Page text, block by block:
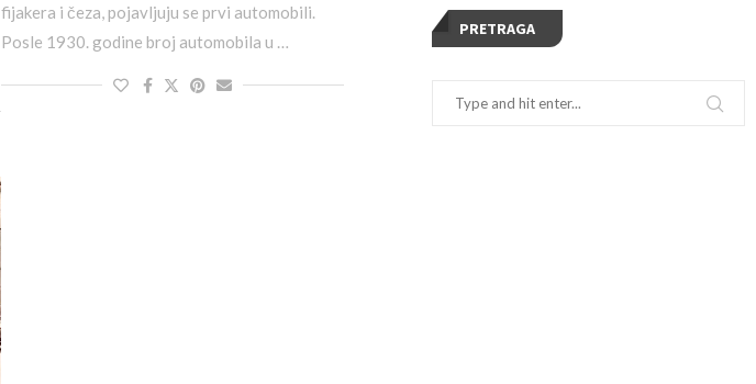
fijakera i čeza, pojavljuju se prvi automobili.
Posle 1930. godine broj automobila u …
PRETRAGA